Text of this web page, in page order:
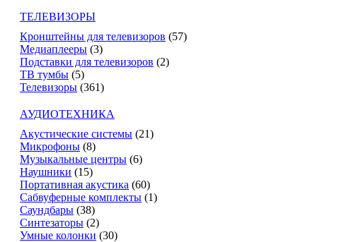
ТЕЛЕВИЗОРЫ
Кронштейны для телевизоров (57)
Медиаплееры (3)
Подставки для телевизоров (2)
ТВ тумбы (5)
Телевизоры (361)
АУДИОТЕХНИКА
Акустические системы (21)
Микрофоны (8)
Музыкальные центры (6)
Наушники (15)
Портативная акустика (60)
Сабвуферные комплекты (1)
Саундбары (38)
Синтезаторы (2)
Умные колонки (30)